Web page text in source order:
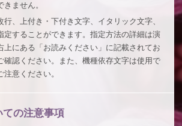
ません。
行、上付き・下付き文字、イタリック文字、
定することができます。指定方法の詳細は演
上にある「お読みください」に記載されてお
確認ください。また、機種依存文字は使用で
意ください。
の注意事項